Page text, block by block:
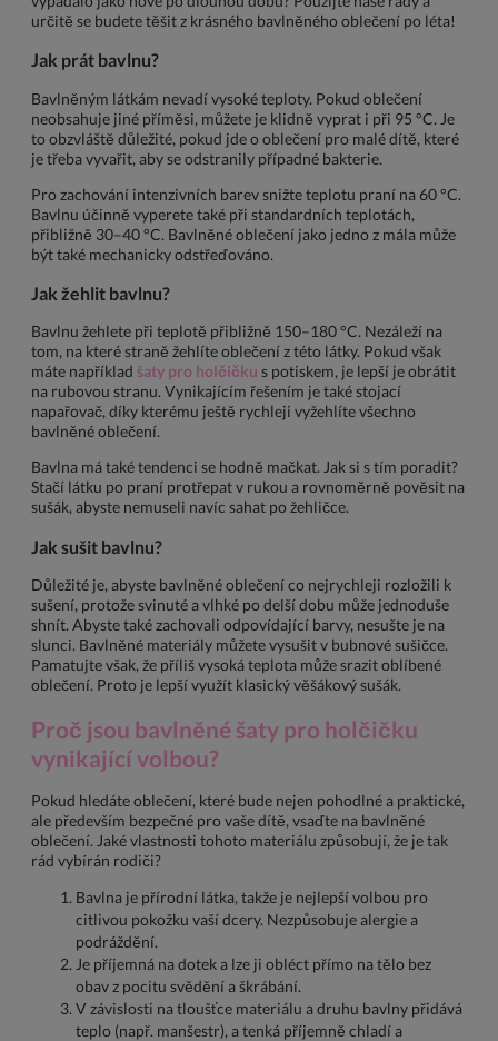
určitě se budete těšit z krásného bavlněného oblečení po léta!
Jak prát bavlnu?
Bavlněným látkám nevadí vysoké teploty. Pokud oblečení
neobsahuje jiné příměsi, můžete je klidně vyprat i při 95 °C. Je
to obzvláště důležité, pokud jde o oblečení pro malé dítě, které
je třeba vyvařit, aby se odstranily případné bakterie.
Pro zachování intenzivních barev snižte teplotu praní na 60 °C.
Bavlnu účinně vyperete také při standardních teplotách,
přibližně 30–40 °C. Bavlněné oblečení jako jedno z mála může
být také mechanicky odstřeďováno.
Jak žehlit bavlnu?
Bavlnu žehlete při teplotě přibližně 150–180 °C. Nezáleží na
tom, na které straně žehlíte oblečení z této látky. Pokud však
máte například šaty pro holčičku s potiskem, je lepší je obrátit
na rubovou stranu. Vynikajícím řešením je také stojací
napařovač, díky kterému ještě rychleji vyžehlíte všechno
bavlněné oblečení.
Bavlna má také tendenci se hodně mačkat. Jak si s tím poradit?
Stačí látku po praní protřepat v rukou a rovnoměrně pověsit na
sušák, abyste nemuseli navíc sahat po žehličce.
Jak sušit bavlnu?
Důležité je, abyste bavlněné oblečení co nejrychleji rozložili k
sušení, protože svinuté a vlhké po delší dobu může jednoduše
shnít. Abyste také zachovali odpovídající barvy, nesušte je na
slunci. Bavlněné materiály můžete vysušit v bubnové sušičce.
Pamatujte však, že příliš vysoká teplota může srazit oblíbené
oblečení. Proto je lepší využít klasický věšákový sušák.
Proč jsou bavlněné šaty pro holčičku
vynikající volbou?
Pokud hledáte oblečení, které bude nejen pohodlné a praktické,
ale především bezpečné pro vaše dítě, vsaďte na bavlněné
oblečení. Jaké vlastnosti tohoto materiálu způsobují, že je tak
rád vybírán rodiči?
Bavlna je přírodní látka, takže je nejlepší volbou pro
citlivou pokožku vaší dcery. Nezpůsobuje alergie a
podráždění.
Je příjemná na dotek a lze ji obléct přímo na tělo bez
obav z pocitu svědění a škrábání.
V závislosti na tloušťce materiálu a druhu bavlny přidává
teplo (např. manšestr), a tenká příjemně chladí a